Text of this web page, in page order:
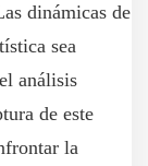
dinámicas de
sea
análisis
de este
la